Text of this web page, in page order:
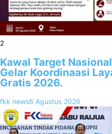
2
Kawal Target
Gelar Koordinaasi
Gratis 2026.
fkk news6 Agustus 2026